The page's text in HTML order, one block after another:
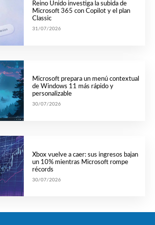
Reino Unido investiga la subida de
Microsoft 365 con Copilot y el plan
Classic
31/07/2026
Microsoft prepara un menú contextual
de Windows 11 más rápido y
personalizable
30/07/2026
Xbox vuelve a caer: sus ingresos bajan
un 10% mientras Microsoft rompe
récords
30/07/2026